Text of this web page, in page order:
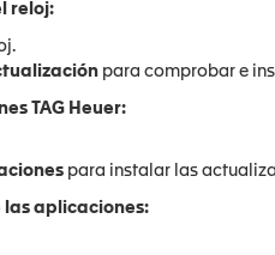
reloj:
para comprobar e
TAG Heuer:
para instalar las
aplicaciones: